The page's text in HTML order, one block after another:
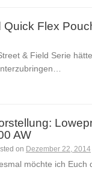
Flex
& Field Serie
AW
on Dezember 22, 2014
möchte ich Euch